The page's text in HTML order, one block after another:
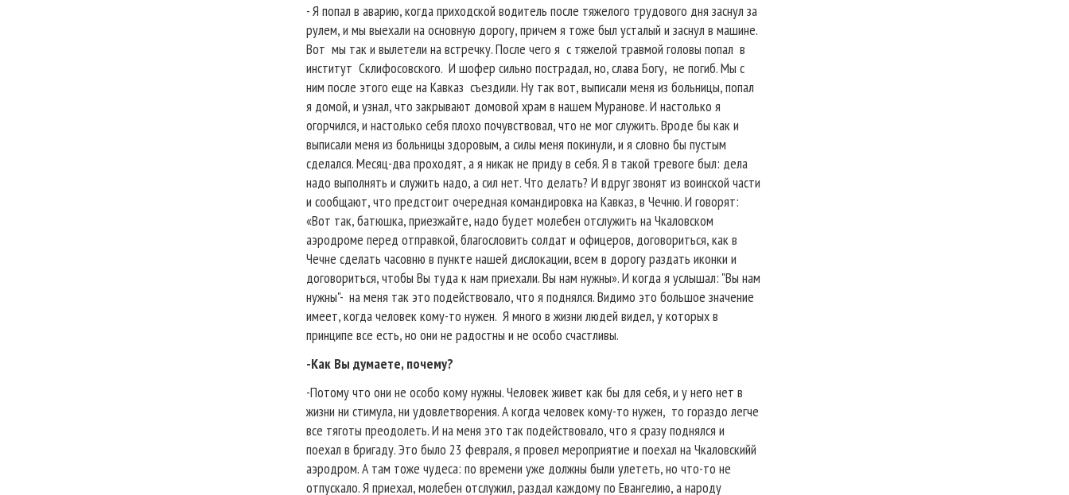
- Я попал в аварию, когда приходской водитель после тяжелого трудового дня заснул за
рулем, и мы выехали на основную дорогу, причем я тоже был усталый и заснул в машине.
Вот мы так и вылетели на встречку. После чего я с тяжелой травмой головы попал в
институт Склифосовского. И шофер сильно пострадал, но, слава Богу, не погиб. Мы с
ним после этого еще на Кавказ съездили. Ну так вот, выписали меня из больницы, попал
я домой, и узнал, что закрывают домовой храм в нашем Муранове. И настолько я
огорчился, и настолько себя плохо почувствовал, что не мог служить. Вроде бы как и
выписали меня из больницы здоровым, а силы меня покинули, и я словно бы пустым
сделался. Месяц-два проходят, а я никак не приду в себя. Я в такой тревоге был: дела
надо выполнять и служить надо, а сил нет. Что делать? И вдруг звонят из воинской части
и сообщают, что предстоит очередная командировка на Кавказ, в Чечню. И говорят:
«Вот так, батюшка, приезжайте, надо будет молебен отслужить на Чкаловском
аэродроме перед отправкой, благословить солдат и офицеров, договориться, как в
Чечне сделать часовню в пункте нашей дислокации, всем в дорогу раздать иконки и
договориться, чтобы Вы туда к нам приехали. Вы нам нужны». И когда я услышал: "Вы нам
нужны"- на меня так это подействовало, что я поднялся. Видимо это большое значение
имеет, когда человек кому-то нужен. Я много в жизни людей видел, у которых в
принципе все есть, но они не радостны и не особо счастливы.
-Как Вы думаете, почему?
-Потому что они не особо кому нужны. Человек живет как бы для себя, и у него нет в
жизни ни стимула, ни удовлетворения. А когда человек кому-то нужен, то гораздо легче
все тяготы преодолеть. И на меня это так подействовало, что я сразу поднялся и
поехал в бригаду. Это было 23 февраля, я провел мероприятие и поехал на Чкаловскийй
аэродром. А там тоже чудеса: по времени уже должны были улететь, но что-то не
отпускало. Я приехал, молебен отслужил, раздал каждому по Евангелию, а народу